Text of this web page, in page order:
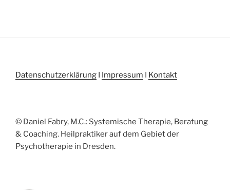
Datenschutzerklärung I Impressum I Kontakt
© Daniel Fabry, M.C.: Systemische Therapie, Beratung
& Coaching. Heilpraktiker auf dem Gebiet der
Psychotherapie in Dresden.